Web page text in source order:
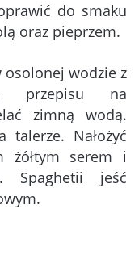
do smaku
oraz pieprzem.
wodzie z
przepisu na
zimną wodą.
talerze. Nałożyć
żółtym serem i
Spaghetii jeść